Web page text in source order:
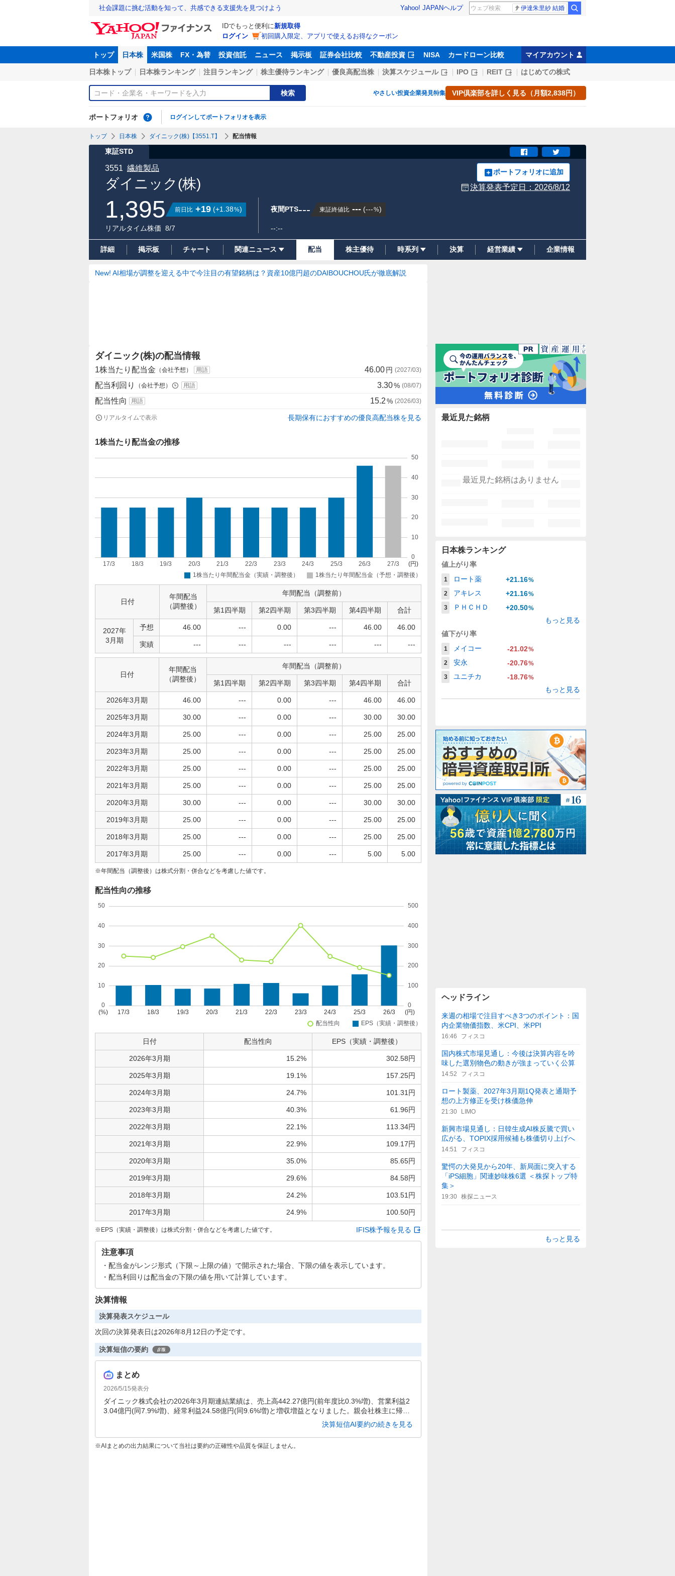
社会課題に挑む活動を知って、共感できる支援先を見つけよう Yahoo! JAPANヘルプ 伊達朱里紗 結婚
IDでもっと便利に新規取得
ログイン
初回購入限定、アプリで使えるお得なクーポン
トップ 日本株 米国株 FX・為替 投資信託 ニュース 掲示板 証券会社比較 不動産投資 NISA カードローン比較 マイアカウント
日本株トップ 日本株ランキング 注目ランキング 株主優待ランキング 優良高配当株 決算スケジュール IPO REIT はじめての株式
検索 やさしい投資企業発見特集 VIP倶楽部を詳しく見る（月額2,838円）
ポートフォリオ ログインしてポートフォリオを表示
トップ 日本株 ダイニック(株)【3551.T】 配当情報
東証STD
ダイニック(株)
3551 繊維製品 ポートフォリオに追加
決算発表予定日： 2026/8/12
1,395 前日比 +19 (+1.38%)
リアルタイム株価 8/7
夜間PTS--- 東証終値比 --- (---%)
--:--
詳細 掲示板 チャート 関連ニュース 配当 株主優待 時系列 決算 経営業績 企業情報
New! AI相場が調整を迎える中で今注目の有望銘柄は？資産10億円超のDAIBOUCHOU氏が徹底解説
ダイニック(株)の配当情報
1株当たり配当金 （会社予想） 用語 46.00円 (2027/03)
配当利回り （会社予想） 用語 3.30% (08/07)
配当性向 用語 15.2% (2026/03)
リアルタイムで表示 長期保有におすすめの優良高配当株を見る
1株当たり配当金の推移
日付
年間配当
（調整後）
年間配当（調整前）
第1四半期 第2四半期 第3四半期 第4四半期 合計
2027年
3月期
予想 46.00 --- 0.00 --- 46.00 46.00
実績 --- --- --- --- --- ---
日付
年間配当
（調整後）
年間配当（調整前）
第1四半期 第2四半期 第3四半期 第4四半期 合計
2026年3月期 46.00 --- 0.00 --- 46.00 46.00
2025年3月期 30.00 --- 0.00 --- 30.00 30.00
2024年3月期 25.00 --- 0.00 --- 25.00 25.00
2023年3月期 25.00 --- 0.00 --- 25.00 25.00
2022年3月期 25.00 --- 0.00 --- 25.00 25.00
2021年3月期 25.00 --- 0.00 --- 25.00 25.00
2020年3月期 30.00 --- 0.00 --- 30.00 30.00
2019年3月期 25.00 --- 0.00 --- 25.00 25.00
2018年3月期 25.00 --- 0.00 --- 25.00 25.00
2017年3月期 25.00 --- 0.00 --- 5.00 5.00
年間配当（調整後）は株式分割・併合などを考慮した値です。
配当性向の推移
日付 配当性向 EPS（実績・調整後）
2026年3月期 15.2% 302.58円
2025年3月期 19.1% 157.25円
2024年3月期 24.7% 101.31円
2023年3月期 40.3% 61.96円
2022年3月期 22.1% 113.34円
2021年3月期 22.9% 109.17円
2020年3月期 35.0% 85.65円
2019年3月期 29.6% 84.58円
2018年3月期 24.2% 103.51円
2017年3月期 24.9% 100.50円
EPS（実績・調整後）は株式分割・併合などを考慮した値です。 IFIS株予報を見る
注意事項
配当金がレンジ形式（下限～上限の値）で開示された場合、下限の値を表示しています。
配当利回りは配当金の下限の値を用いて計算しています。
決算情報
決算発表スケジュール
次回の決算発表日は2026年8月12日の予定です。
決算短信の要約
まとめ
2026/5/15発表分
ダイニック株式会社の2026年3月期連結業績は、売上高442.27億円(前年度比0.3%増)、営業利益2
3.04億円(同7.9%増)、経常利益24.58億円(同9.6%増)と増収増益となりました。親会社株主に帰属
する当期純利益は24.93億円(同89.5%増)と大幅増益を達成し、自己資本比率も48.3%に上昇してい
決算短信AI要約の続きを見る
AIまとめの出力結果について当社は要約の正確性や品質を保証しません。
最近見た銘柄
最近見た銘柄はありません
日本株ランキング
値上がり率
1 ロート薬 +21.16%
2
アキレス +21.16%
3
ＰＨＣＨＤ +20.50%
もっと見る
値下がり率
1 メイコー -21.02%
2
安永 -20.76%
3
ユニチカ -18.76%
もっと見る
ヘッドライン
来週の相場で注目すべき3つのポイント：国
内企業物価指数、米CPI、米PPI
16:46 フィスコ
国内株式市場見通し：今後は決算内容を吟
味した選別物色の動きが強まっていく公算
14:52 フィスコ
ロート製薬、2027年3月期1Q発表と通期予
想の上方修正を受け株価急伸
21:30 LIMO
新興市場見通し：日韓生成AI株反騰で買い
広がる、TOPIX採用候補も株価切り上げへ
14:51 フィスコ
驚愕の大発見から20年、新局面に突入する
「iPS細胞」関連妙味株6選 ＜株探トップ特
集＞
19:30 株探ニュース
もっと見る